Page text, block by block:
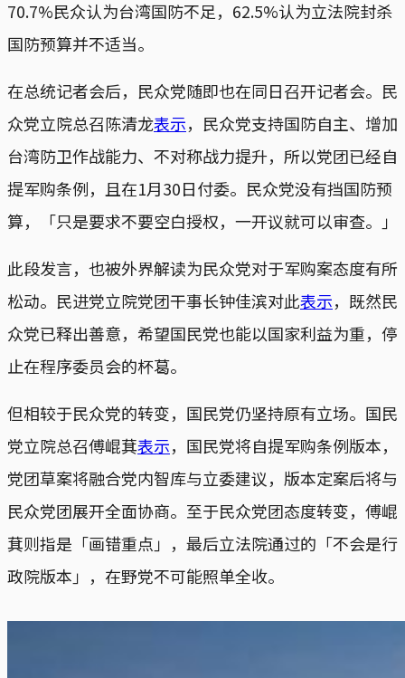
70.7%民众认为台湾国防不足，62.5%认为立法院封杀
国防预算并不适当。
在总统记者会后，民众党随即也在同日召开记者会。民
众党立院总召陈清龙表示，民众党支持国防自主、增加
台湾防卫作战能力、不对称战力提升，所以党团已经自
提军购条例，且在1月30日付委。民众党没有挡国防预
算，「只是要求不要空白授权，一开议就可以审查。」
此段发言，也被外界解读为民众党对于军购案态度有所
松动。民进党立院党团干事长钟佳滨对此表示，既然民
众党已释出善意，希望国民党也能以国家利益为重，停
止在程序委员会的杯葛。
但相较于民众党的转变，国民党仍坚持原有立场。国民
党立院总召傅崐萁表示，国民党将自提军购条例版本，
党团草案将融合党内智库与立委建议，版本定案后将与
民众党团展开全面协商。至于民众党团态度转变，傅崐
萁则指是「画错重点」，最后立法院通过的「不会是行
政院版本」，在野党不可能照单全收。